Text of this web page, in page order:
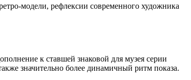
модели, рефлексии современного художника
к ставшей знаковой для музея серии
значительно более динамичный ритм показа.